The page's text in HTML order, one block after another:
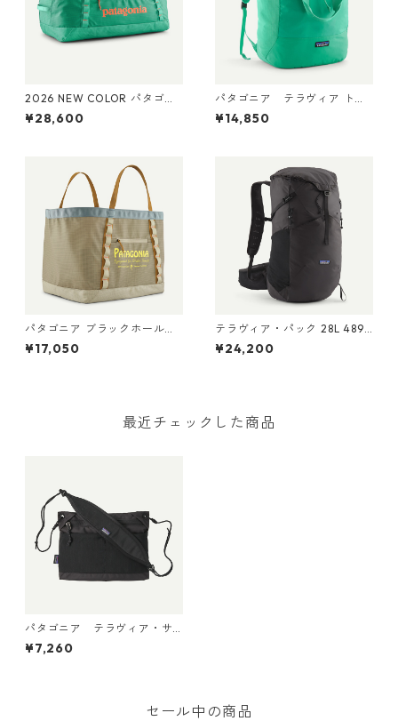
2026 NEW COLOR パタゴニ
ア ブラックホール・ダッフ
ル 70L (カラー Aqua Stone)
¥28,600
パタゴニア テラヴィア トー
ト パック 24L Aqua Stone 48
814 Patagonia Terravia Tote
¥14,850
パタゴニア ブラックホール・
ギア・トート 61L Water Peop
le Banner: Weathered Stone
¥17,050
テラヴィア・パック 28L 48911
Black
¥24,200
最近チェックした商品
パタゴニア テラヴィア・サ
コッシュ 3L (カラー Black)
Patagonia Terravia Sacoche
¥7,260
セール中の商品